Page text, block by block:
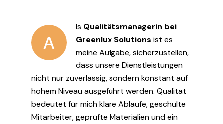
A
ls Qualitätsmanagerin bei
Greenlux Solutions ist es
meine Aufgabe, sicherzustellen,
dass unsere Dienstleistungen
nicht nur zuverlässig, sondern konstant auf
hohem Niveau ausgeführt werden. Qualität
bedeutet für mich klare Abläufe, geschulte
Mitarbeiter, geprüfte Materialien und ein